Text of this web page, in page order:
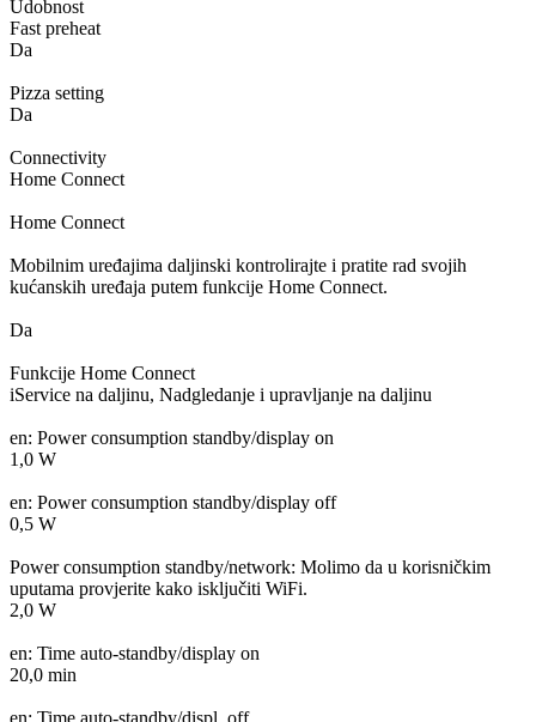
Udobnost
Fast preheat
Da
Pizza setting
Da
Connectivity
Home Connect
Home Connect
Mobilnim uređajima daljinski kontrolirajte i pratite rad svojih
kućanskih uređaja putem funkcije Home Connect.
Da
Funkcije Home Connect
iService na daljinu, Nadgledanje i upravljanje na daljinu
en: Power consumption standby/display on
1,0 W
en: Power consumption standby/display off
0,5 W
Power consumption standby/network: Molimo da u korisničkim
uputama provjerite kako isključiti WiFi.
2,0 W
en: Time auto-standby/display on
20,0 min
en: Time auto-standby/displ. off